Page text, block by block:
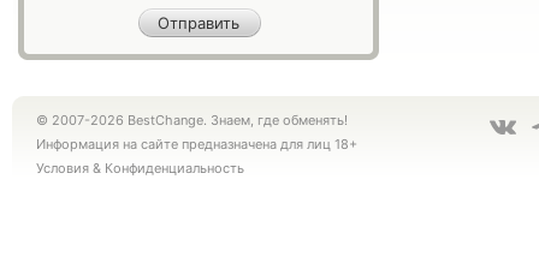
© 2007-2026 BestChange. Знаем, где обменять!
Информация на сайте предназначена для лиц 18+
Условия & Конфиденциальность